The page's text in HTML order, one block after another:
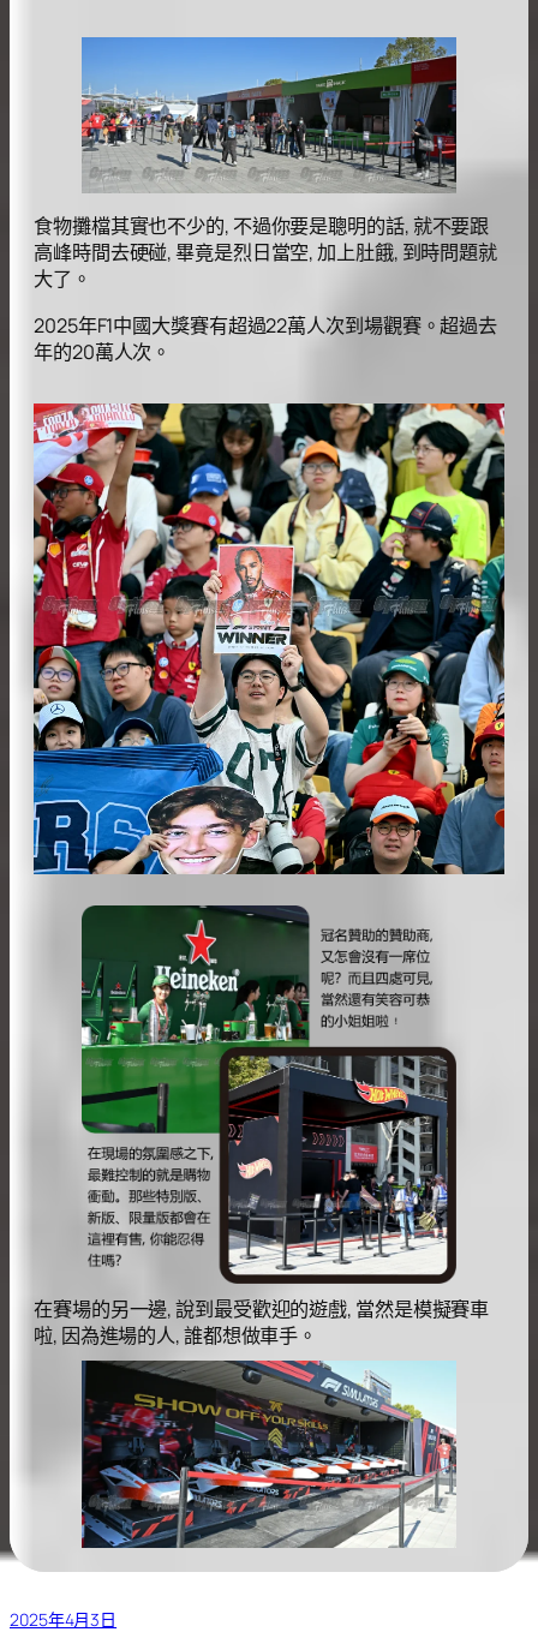
食物攤檔其實也不少的, 不過你要是聰明的話, 就不要跟
高峰時間去硬碰, 畢竟是烈日當空, 加上肚餓, 到時問題就
大了。
2025年F1中國大獎賽有超過22萬人次到場觀賽。超過去
年的20萬人次。
在賽場的另一邊, 說到最受歡迎的遊戲, 當然是模擬賽車
啦, 因為進場的人, 誰都想做車手。
2025年4月3日